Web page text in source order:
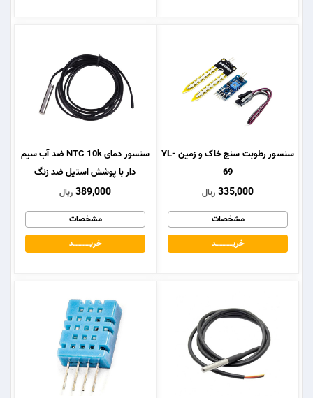
سنسور رطوبت سنج خاک و زمین YL-
69
335,000 ریال
مشخصات
خریــــــــــــد
سنسور دمای NTC 10k ضد آب سیم
دار با پوشش استیل ضد زنگ
389,000 ریال
مشخصات
خریــــــــــــد